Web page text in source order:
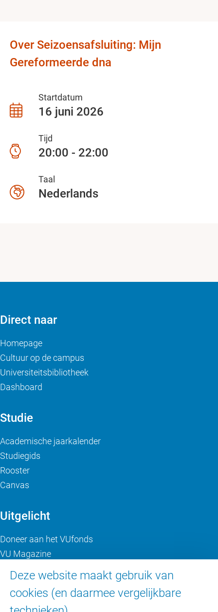
Over Seizoensafsluiting: Mijn
Gereformeerde dna
Startdatum
16 juni 2026
Tijd
20:00 - 22:00
Taal
Nederlands
Deze website maakt gebruik van
cookies (en daarmee vergelijkbare
Direct naar
Homepage
Cultuur op de campus
Universiteitsbibliotheek
Dashboard
Studie
Academische jaarkalender
Studiegids
Rooster
Canvas
Uitgelicht
Doneer aan het VUfonds
VU Magazine